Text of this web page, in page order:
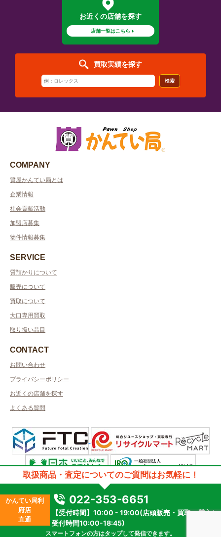
お近くの店舗を探す
店舗一覧はこちら
買取実績を探す
検索
COMPANY
質屋かんてい局とは
企業情報
社会貢献活動
加盟店募集
物件情報募集
SERVICE
質預かりについて
販売について
買取について
大口専用買取
取り扱い品目
CONTACT
お問い合わせ
プライバシーポリシー
お近くの店舗を探す
よくある質問
許可管轄：宮城県公安委員会
古物商許可番号：第241060000728号／取得者名：株式会社ブロードアイ
質屋許可番号：第221040000005号／取得者名：株式会社ブロードアイ
2023 © kanteikyoku.jp allrights reseved.
取扱商品・査定についてのご質問はお気軽に！
かんてい局利
府店
直通
022-353-6651
【受付時間】10:00 - 19:00(店頭販売・買取・質入れ
受付時間10:00-18:45)
スマートフォンの方はタップして発信できます。